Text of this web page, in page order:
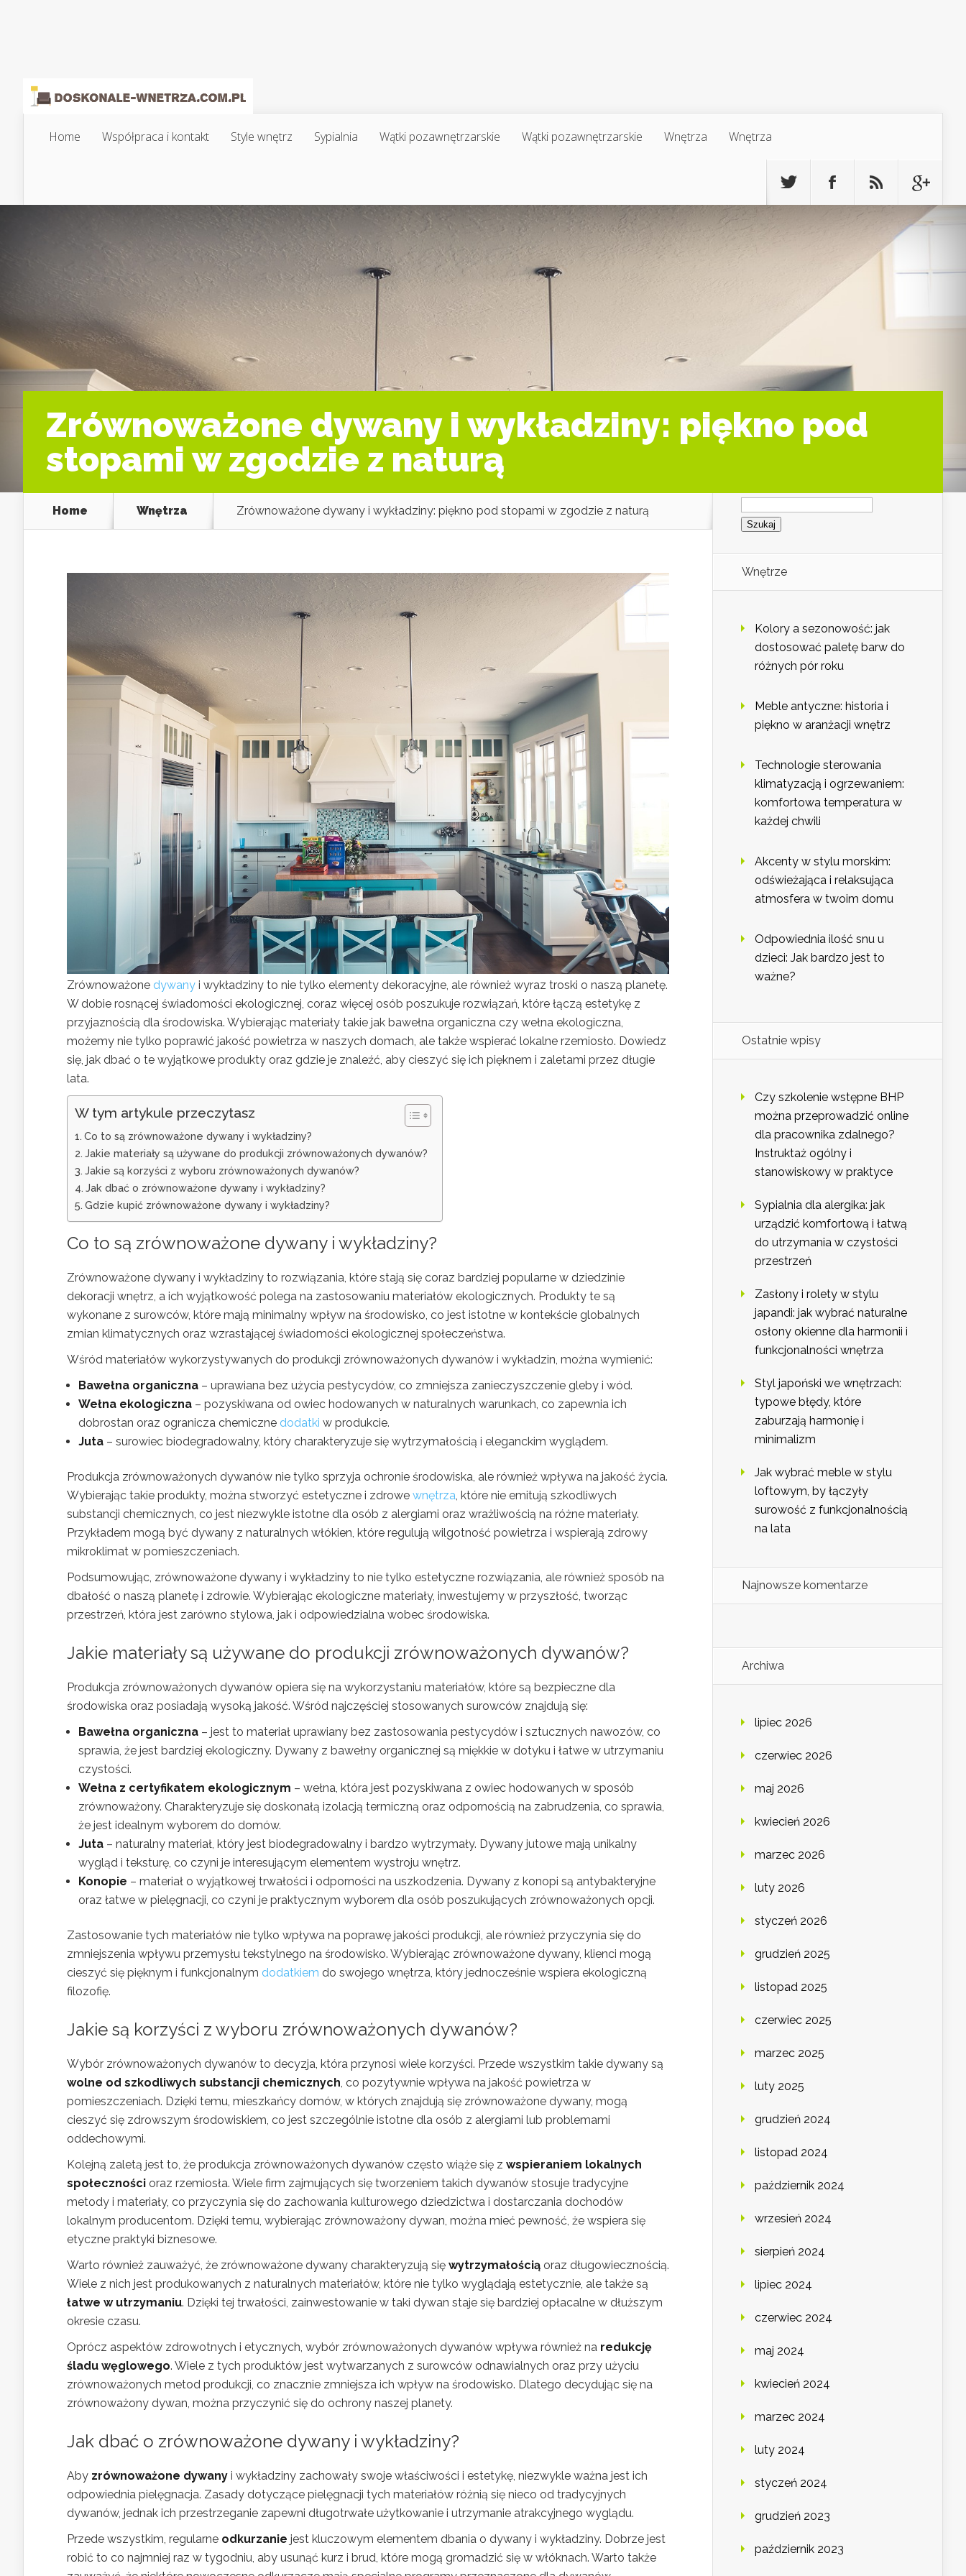
Home Współpraca i kontakt Style wnętrz Sypialnia Wątki pozawnętrzarskie Wątki pozawnętrzarskie Wnętrza Wnętrza
Zrównoważone dywany i wykładziny: piękno pod
stopami w zgodzie z naturą
Home Wnętrza Zrównoważone dywany i wykładziny: piękno pod stopami w zgodzie z naturą
Zrównoważone dywany i wykładziny to nie tylko elementy dekoracyjne, ale również wyraz troski o naszą planetę.
W dobie rosnącej świadomości ekologicznej, coraz więcej osób poszukuje rozwiązań, które łączą estetykę z
przyjaznością dla środowiska. Wybierając materiały takie jak bawełna organiczna czy wełna ekologiczna,
możemy nie tylko poprawić jakość powietrza w naszych domach, ale także wspierać lokalne rzemiosło. Dowiedz
się, jak dbać o te wyjątkowe produkty oraz gdzie je znaleźć, aby cieszyć się ich pięknem i zaletami przez długie
lata.
W tym artykule przeczytasz
Co to są zrównoważone dywany i wykładziny?
Jakie materiały są używane do produkcji zrównoważonych dywanów?
Jakie są korzyści z wyboru zrównoważonych dywanów?
Jak dbać o zrównoważone dywany i wykładziny?
Gdzie kupić zrównoważone dywany i wykładziny?
Co to są zrównoważone dywany i wykładziny?
Zrównoważone dywany i wykładziny to rozwiązania, które stają się coraz bardziej popularne w dziedzinie
dekoracji wnętrz, a ich wyjątkowość polega na zastosowaniu materiałów ekologicznych. Produkty te są
wykonane z surowców, które mają minimalny wpływ na środowisko, co jest istotne w kontekście globalnych
zmian klimatycznych oraz wzrastającej świadomości ekologicznej społeczeństwa.
Wśród materiałów wykorzystywanych do produkcji zrównoważonych dywanów i wykładzin, można wymienić:
Bawełna organiczna – uprawiana bez użycia pestycydów, co zmniejsza zanieczyszczenie gleby i wód.
Wełna ekologiczna – pozyskiwana od owiec hodowanych w naturalnych warunkach, co zapewnia ich
dobrostan oraz ogranicza chemiczne dodatki w produkcie.
Juta – surowiec biodegradowalny, który charakteryzuje się wytrzymałością i eleganckim wyglądem.
Produkcja zrównoważonych dywanów nie tylko sprzyja ochronie środowiska, ale również wpływa na jakość życia.
Wybierając takie produkty, można stworzyć estetyczne i zdrowe wnętrza, które nie emitują szkodliwych
substancji chemicznych, co jest niezwykle istotne dla osób z alergiami oraz wrażliwością na różne materiały.
Przykładem mogą być dywany z naturalnych włókien, które regulują wilgotność powietrza i wspierają zdrowy
mikroklimat w pomieszczeniach.
Podsumowując, zrównoważone dywany i wykładziny to nie tylko estetyczne rozwiązania, ale również sposób na
dbałość o naszą planetę i zdrowie. Wybierając ekologiczne materiały, inwestujemy w przyszłość, tworząc
przestrzeń, która jest zarówno stylowa, jak i odpowiedzialna wobec środowiska.
Jakie materiały są używane do produkcji zrównoważonych dywanów?
Produkcja zrównoważonych dywanów opiera się na wykorzystaniu materiałów, które są bezpieczne dla
środowiska oraz posiadają wysoką jakość. Wśród najczęściej stosowanych surowców znajdują się:
Bawełna organiczna – jest to materiał uprawiany bez zastosowania pestycydów i sztucznych nawozów, co
sprawia, że jest bardziej ekologiczny. Dywany z bawełny organicznej są miękkie w dotyku i łatwe w utrzymaniu
czystości.
Wełna z certyfikatem ekologicznym – wełna, która jest pozyskiwana z owiec hodowanych w sposób
zrównoważony. Charakteryzuje się doskonałą izolacją termiczną oraz odpornością na zabrudzenia, co sprawia,
że jest idealnym wyborem do domów.
Juta – naturalny materiał, który jest biodegradowalny i bardzo wytrzymały. Dywany jutowe mają unikalny
wygląd i teksturę, co czyni je interesującym elementem wystroju wnętrz.
Konopie – materiał o wyjątkowej trwałości i odporności na uszkodzenia. Dywany z konopi są antybakteryjne
oraz łatwe w pielęgnacji, co czyni je praktycznym wyborem dla osób poszukujących zrównoważonych opcji.
Zastosowanie tych materiałów nie tylko wpływa na poprawę jakości produkcji, ale również przyczynia się do
zmniejszenia wpływu przemysłu tekstylnego na środowisko. Wybierając zrównoważone dywany, klienci mogą
cieszyć się pięknym i funkcjonalnym dodatkiem do swojego wnętrza, który jednocześnie wspiera ekologiczną
filozofię.
Jakie są korzyści z wyboru zrównoważonych dywanów?
Wybór zrównoważonych dywanów to decyzja, która przynosi wiele korzyści. Przede wszystkim takie dywany są
wolne od szkodliwych substancji chemicznych, co pozytywnie wpływa na jakość powietrza w
pomieszczeniach. Dzięki temu, mieszkańcy domów, w których znajdują się zrównoważone dywany, mogą
cieszyć się zdrowszym środowiskiem, co jest szczególnie istotne dla osób z alergiami lub problemami
oddechowymi.
Kolejną zaletą jest to, że produkcja zrównoważonych dywanów często wiąże się z wspieraniem lokalnych
społeczności oraz rzemiosła. Wiele firm zajmujących się tworzeniem takich dywanów stosuje tradycyjne
metody i materiały, co przyczynia się do zachowania kulturowego dziedzictwa i dostarczania dochodów
lokalnym producentom. Dzięki temu, wybierając zrównoważony dywan, można mieć pewność, że wspiera się
etyczne praktyki biznesowe.
Warto również zauważyć, że zrównoważone dywany charakteryzują się wytrzymałością oraz długowiecznością.
Wiele z nich jest produkowanych z naturalnych materiałów, które nie tylko wyglądają estetycznie, ale także są
łatwe w utrzymaniu. Dzięki tej trwałości, zainwestowanie w taki dywan staje się bardziej opłacalne w dłuższym
okresie czasu.
Oprócz aspektów zdrowotnych i etycznych, wybór zrównoważonych dywanów wpływa również na redukcję
śladu węglowego. Wiele z tych produktów jest wytwarzanych z surowców odnawialnych oraz przy użyciu
zrównoważonych metod produkcji, co znacznie zmniejsza ich wpływ na środowisko. Dlatego decydując się na
zrównoważony dywan, można przyczynić się do ochrony naszej planety.
Jak dbać o zrównoważone dywany i wykładziny?
Aby zrównoważone dywany i wykładziny zachowały swoje właściwości i estetykę, niezwykle ważna jest ich
odpowiednia pielęgnacja. Zasady dotyczące pielęgnacji tych materiałów różnią się nieco od tradycyjnych
dywanów, jednak ich przestrzeganie zapewni długotrwałe użytkowanie i utrzymanie atrakcyjnego wyglądu.
Przede wszystkim, regularne odkurzanie jest kluczowym elementem dbania o dywany i wykładziny. Dobrze jest
robić to co najmniej raz w tygodniu, aby usunąć kurz i brud, które mogą gromadzić się w włóknach. Warto także
Szukaj:
Wnętrze
Kolory a sezonowość: jak
dostosować paletę barw do
różnych pór roku
Meble antyczne: historia i
piękno w aranżacji wnętrz
Technologie sterowania
klimatyzacją i ogrzewaniem:
komfortowa temperatura w
każdej chwili
Akcenty w stylu morskim:
odświeżająca i relaksująca
atmosfera w twoim domu
Odpowiednia ilość snu u
dzieci: Jak bardzo jest to
ważne?
Ostatnie wpisy
Czy szkolenie wstępne BHP
można przeprowadzić online
dla pracownika zdalnego?
Instruktaż ogólny i
stanowiskowy w praktyce
Sypialnia dla alergika: jak
urządzić komfortową i łatwą
do utrzymania w czystości
przestrzeń
Zasłony i rolety w stylu
japandi: jak wybrać naturalne
osłony okienne dla harmonii i
funkcjonalności wnętrza
Styl japoński we wnętrzach:
typowe błędy, które
zaburzają harmonię i
minimalizm
Jak wybrać meble w stylu
loftowym, by łączyły
surowość z funkcjonalnością
na lata
Najnowsze komentarze
Archiwa
lipiec 2026
czerwiec 2026
maj 2026
kwiecień 2026
marzec 2026
luty 2026
styczeń 2026
grudzień 2025
listopad 2025
czerwiec 2025
marzec 2025
luty 2025
grudzień 2024
listopad 2024
październik 2024
wrzesień 2024
sierpień 2024
lipiec 2024
czerwiec 2024
maj 2024
kwiecień 2024
marzec 2024
luty 2024
styczeń 2024
grudzień 2023
październik 2023